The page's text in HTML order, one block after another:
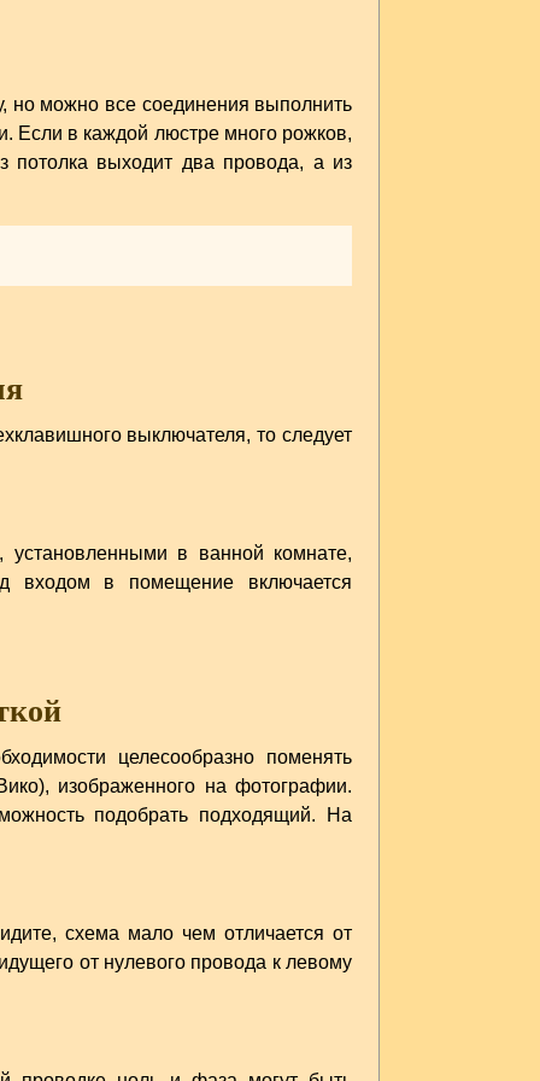
но можно все соединения выполнить
Если в каждой люстре много рожков,
потолка выходит два провода, а из
выключателя, то следует
установленными в ванной комнате,
входом в помещение включается
целесообразно поменять
изображенного на фотографии.
подобрать подходящий. На
схема мало чем отличается от
от нулевого провода к левому